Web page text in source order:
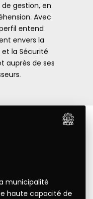
de gestion, en
Avec
entend
envers la
et la Sécurité
auprès de ses
municipalité
haute capacité de